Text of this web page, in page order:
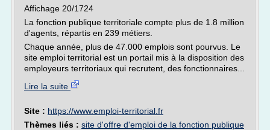
Affichage 20/1724
La fonction publique territoriale compte plus de 1.8 million
d'agents, répartis en 239 métiers.
Chaque année, plus de 47.000 emplois sont pourvus. Le
site emploi territorial est un portail mis à la disposition des
employeurs territoriaux qui recrutent, des fonctionnaires...
Lire la suite
Site : https://www.emploi-territorial.fr
Thèmes liés : site d'offre d'emploi de la fonction publique